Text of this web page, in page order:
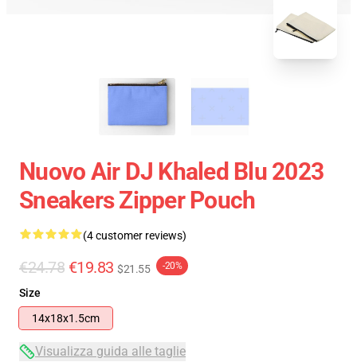
Nuovo Air DJ Khaled Blu 2023
Sneakers Zipper Pouch
(4 customer reviews)
€24.78 €19.83 $21.55 -20%
Size
14x18x1.5cm
Visualizza guida alle taglie